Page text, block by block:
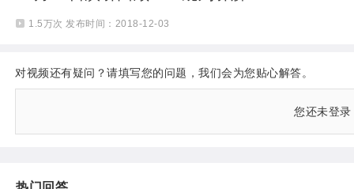
1.5万次 发布时间：2018-12-03
对视频还有疑问？请填写您的问题，我们会为您贴心解答。
您还未登